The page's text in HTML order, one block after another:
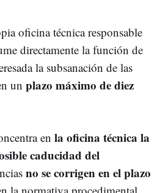
oficina técnica responsable
directamente la función de
la subsanación de las
un plazo máximo de diez
en la oficina técnica la
caducidad del
no se corrigen en el plazo